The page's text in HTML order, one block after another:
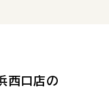
西口店の